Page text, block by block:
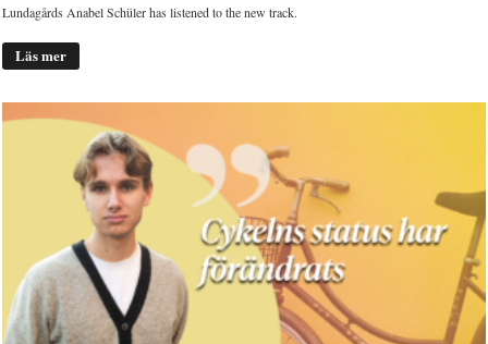
Lundagårds Anabel Schüler has listened to the new track.
Läs mer